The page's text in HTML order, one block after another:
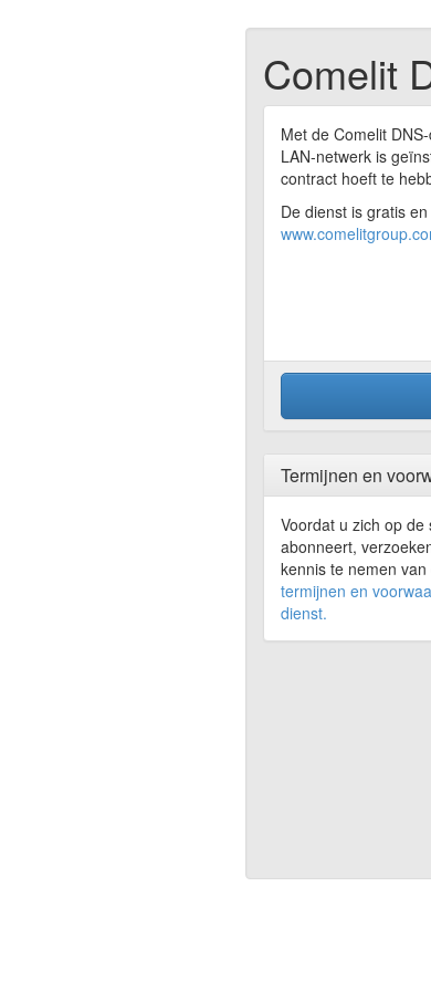
Comelit
Met de Comelit
LAN-netwerk is
contract hoeft te
De dienst is gratis
Termijnen en
Voordat u zich op de
abonneert,
kennis te nemen
termijnen en
dienst.